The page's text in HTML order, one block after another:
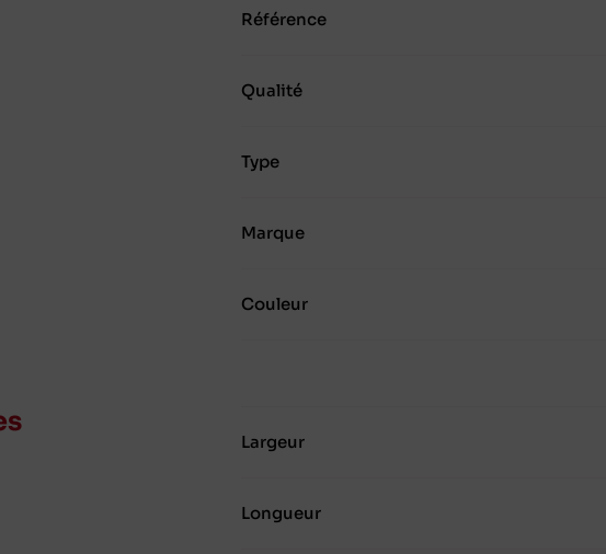
Référence
Qualité
Type
Marque
Couleur
Largeur
Longueur